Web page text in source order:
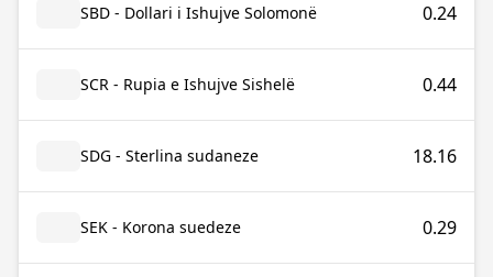
SBD - Dollari i Ishujve Solomonë 0.24
SCR - Rupia e Ishujve Sishelë 0.44
SDG - Sterlina sudaneze 18.16
SEK - Korona suedeze 0.29